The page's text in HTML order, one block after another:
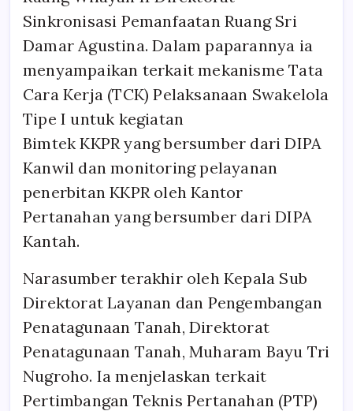
Sinkronisasi Pemanfaatan Ruang Sri
Damar Agustina. Dalam paparannya ia
menyampaikan terkait mekanisme Tata
Cara Kerja (TCK) Pelaksanaan Swakelola
Tipe I untuk kegiatan
Bimtek KKPR yang bersumber dari DIPA
Kanwil dan monitoring pelayanan
penerbitan KKPR oleh Kantor
Pertanahan yang bersumber dari DIPA
Kantah.
Narasumber terakhir oleh Kepala Sub
Direktorat Layanan dan Pengembangan
Penatagunaan Tanah, Direktorat
Penatagunaan Tanah, Muharam Bayu Tri
Nugroho. Ia menjelaskan terkait
Pertimbangan Teknis Pertanahan (PTP)